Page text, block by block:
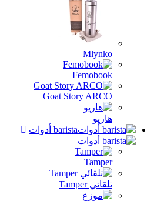
Mlynko
Femobook
Goat Story ARCO
هاريو
barista أدوات
Tamper
تلقائي Tamper